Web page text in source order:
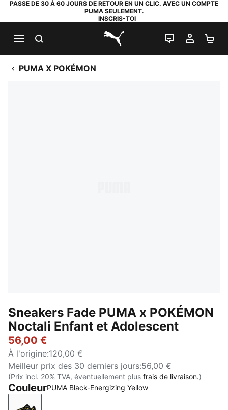
PASSE DE 30 À 60 JOURS DE RETOUR EN UN CLIC. AVEC UN COMPTE
PUMA SEULEMENT.
INSCRIS-TOI
PUMA.com
LIVE CHAT
MON
PUMA X POKÉMON
Sneakers Fade PUMA x POKÉMON
Noctali Enfant et Adolescent
56,00 €
À l'origine:120,00 €
Meilleur prix des 30 derniers jours:56,00 €
(Prix incl. 20% TVA, éventuellement plus frais de livraison.)
CouleurPUMA Black-Energizing Yellow